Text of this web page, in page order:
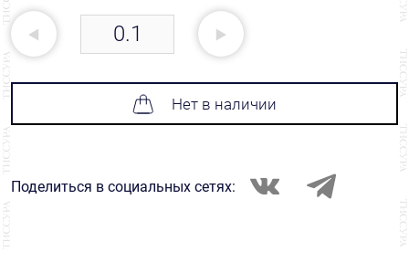
Нет в наличии
Поделиться в социальных сетях: